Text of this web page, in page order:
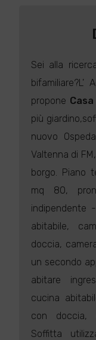
Sei alla
bifamiliare?L'
propone
più
nuovo
Valtenna di
borgo. Piano
mq 80,
indipendente
abitabile,
doccia,
un secondo
abitare
cucina
con doccia,
Soffitta